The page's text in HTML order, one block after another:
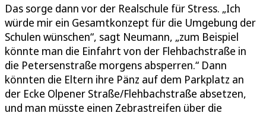
Das sorge dann vor der Realschule für Stress. „Ich
würde mir ein Gesamtkonzept für die Umgebung der
Schulen wünschen“, sagt Neumann, „zum Beispiel
könnte man die Einfahrt von der Flehbachstraße in
die Petersenstraße morgens absperren.“ Dann
könnten die Eltern ihre Pänz auf dem Parkplatz an
der Ecke Olpener Straße/Flehbachstraße absetzen,
und man müsste einen Zebrastreifen über die